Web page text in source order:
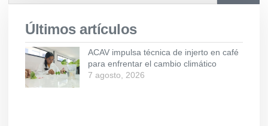
Últimos artículos
ACAV impulsa técnica de injerto en café
para enfrentar el cambio climático
7 agosto, 2026